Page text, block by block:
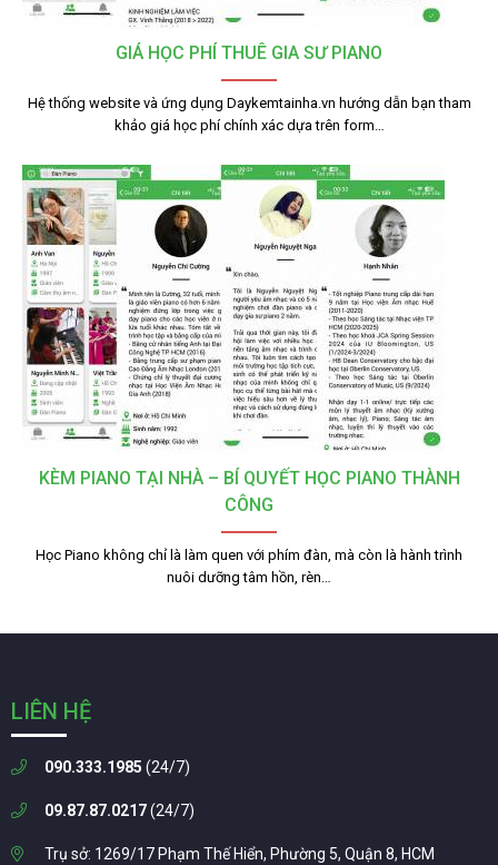
GIÁ HỌC PHÍ THUÊ GIA SƯ PIANO
Hệ thống website và ứng dụng Daykemtainha.vn hướng dẫn bạn tham
khảo giá học phí chính xác dựa trên form…
KÈM PIANO TẠI NHÀ – BÍ QUYẾT HỌC PIANO THÀNH
CÔNG
Học Piano không chỉ là làm quen với phím đàn, mà còn là hành trình
nuôi dưỡng tâm hồn, rèn…
LIÊN HỆ
090.333.1985 (24/7)
09.87.87.0217(24/7)
Trụ sở: 1269/17 Phạm Thế Hiển, Phường 5, Quận 8, HCM